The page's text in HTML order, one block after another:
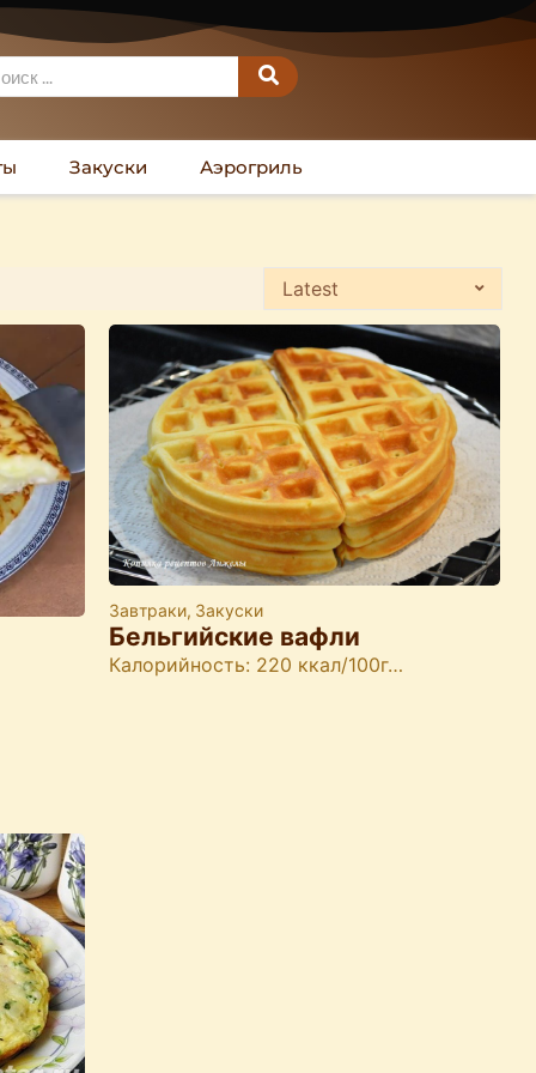
Закуски Аэрогриль
Завтраки, Закуски
Бельгийские вафли
Калорийность: 220 ккал/100г…